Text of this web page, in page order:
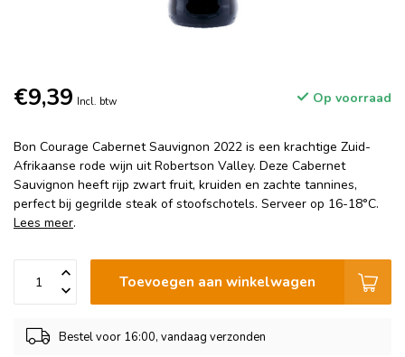
€9,39 Incl. btw Op voorraad
Bon Courage Cabernet Sauvignon 2022 is een krachtige Zuid-
Afrikaanse rode wijn uit Robertson Valley. Deze Cabernet
Sauvignon heeft rijp zwart fruit, kruiden en zachte tannines,
perfect bij gegrilde steak of stoofschotels. Serveer op 16-18°C.
Lees meer.
Toevoegen aan winkelwagen
Bestel voor 16:00, vandaag verzonden